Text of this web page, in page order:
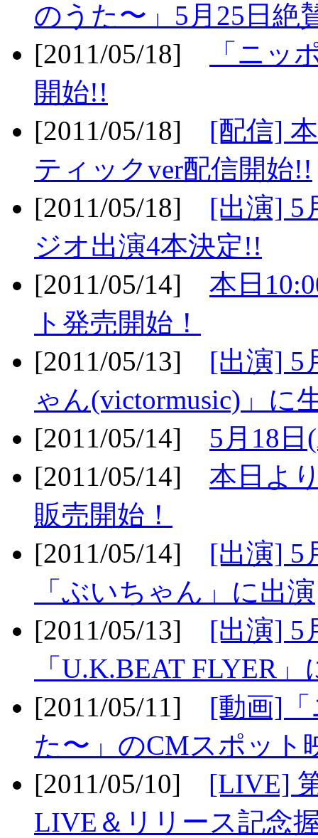
のうた〜」5月25日絶
[2011/05/18]
「ニッ
開始!!
[2011/05/18] [配信]
ティックver配信開始!!
[2011/05/18] [出演] 5
ジオ出演4本決定!!
[2011/05/14] 本日
ト発売開始！
[2011/05/13] [出演] 5
ゃん(victormusic)」に
[2011/05/14] 5月18
[2011/05/14] 本日よ
販売開始！
[2011/05/14] [出演] 5
「ぶいちゃん」に出演
[2011/05/13] [出演] 5
「U.K.BEAT FLYER
[2011/05/11] [動画]
た〜」のCMスポット
[2011/05/10] [LIVE]
LIVE＆リリース記念